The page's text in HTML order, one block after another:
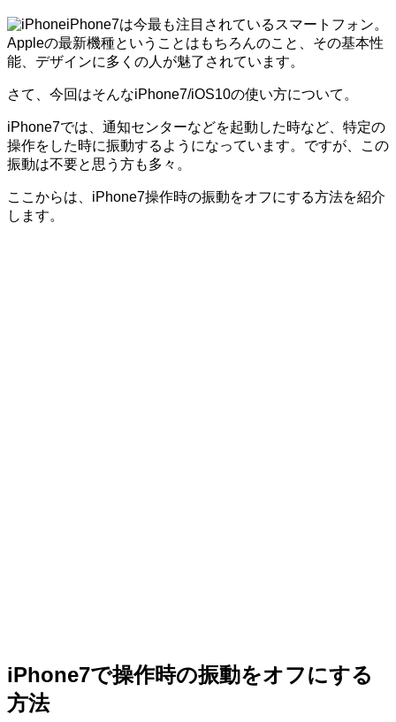
iPhone7は今最も注目されているスマートフォン。
Appleの最新機種ということはもちろんのこと、その基本性
能、デザインに多くの人が魅了されています。
さて、今回はそんなiPhone7/iOS10の使い方について。
iPhone7では、通知センターなどを起動した時など、特定の
操作をした時に振動するようになっています。ですが、この
振動は不要と思う方も多々。
ここからは、iPhone7操作時の振動をオフにする方法を紹介
します。
iPhone7で操作時の振動をオフにする
方法